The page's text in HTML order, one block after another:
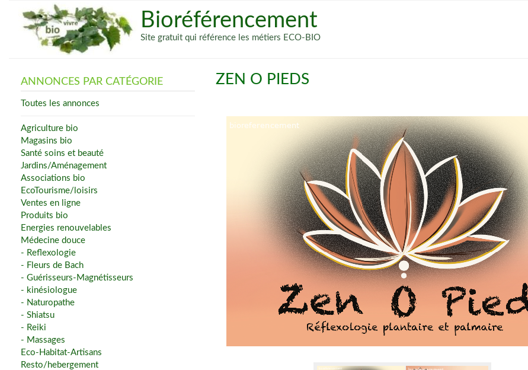
Bioréférencement
Site gratuit qui référence les métiers ECO-BIO
ANNONCES PAR CATÉGORIE
Toutes les annonces
Agriculture bio
Magasins bio
Santé soins et beauté
Jardins/Aménagement
Associations bio
EcoTourisme/loisirs
Ventes en ligne
Produits bio
Energies renouvelables
Médecine douce
- Reflexologie
- Fleurs de Bach
- Guérisseurs-Magnétisseurs
- kinésiologue
- Naturopathe
- Shiatsu
- Reiki
- Massages
Eco-Habitat-Artisans
Resto/hebergement
ZEN O PIEDS